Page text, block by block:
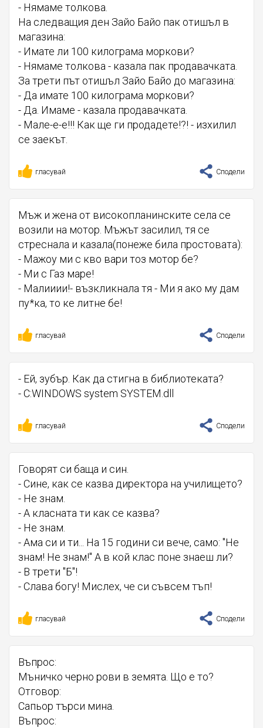
- Нямаме толкова.
На следващия ден Зайо Байо пак отишъл в
магазина:
- Имате ли 100 килограма моркови?
- Нямаме толкова - казала пак продавачката.
За трети път отишъл Зайо Байо до магазина:
- Да имате 100 килограма моркови?
- Да. Имаме - казала продавачката.
- Мале-е-е!!! Как ще ги продадете!?! - изхилил
се заекът.
гласувай Сподели
Мъж и жена от високопланинските села се
возили на мотор. Мъжът засилил, тя се
стреснала и казала(понеже била простовата):
- Мажоу ми с кво вари тоз мотор бе?
- Ми с Газ маре!
- Малииии!- възкликнала тя - Ми я ако му дам
пу*ка, то ке литне бе!
гласувай Сподели
- Ей, зубър. Как да стигна в библиотеката?
- С:WINDОWS sуstеm SYSТЕМ.dll
гласувай Сподели
Говорят си баща и син.
- Сине, как се казва директора на училището?
- Не знам.
- А класната ти как се казва?
- Не знам.
- Ама си и ти... На 15 години си вече, само: "Не
знам! Не знам!" А в кой клас поне знаеш ли?
- В трети "Б"!
- Слава богу! Мислех, че си съвсем тъп!
гласувай Сподели
Въпрос:
Мъничко черно рови в земята. Що е то?
Отговор:
Сапьор търси мина.
Въпрос: